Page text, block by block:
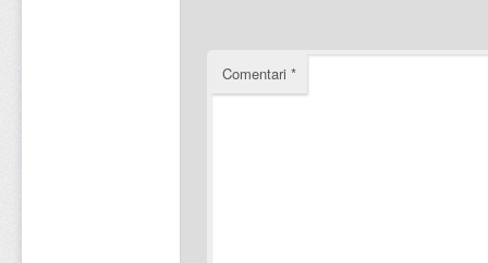
Comentari *